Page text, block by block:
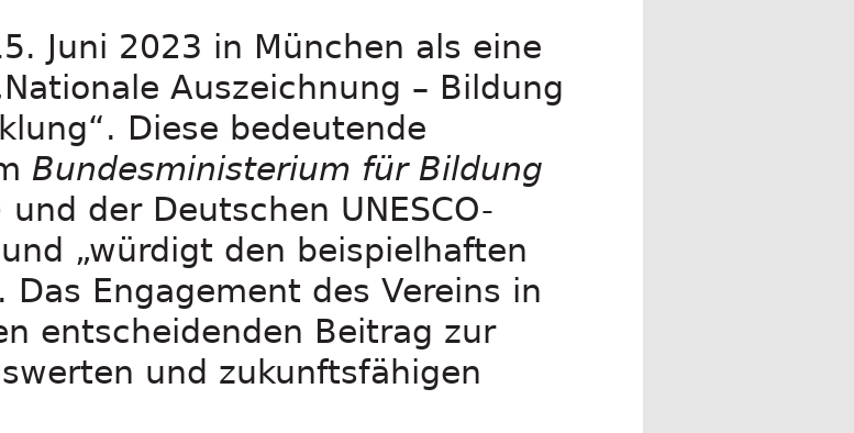
Juni 2023 in München als eine
Auszeichnung – Bildung
Diese bedeutende
Bundesministerium für Bildung
und der Deutschen UNESCO-
„würdigt den beispielhaften
Das Engagement des Vereins in
entscheidenden Beitrag zur
und zukunftsfähigen